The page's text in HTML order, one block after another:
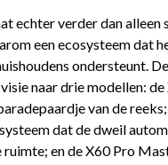
echter verder dan alleen
een ecosysteem dat
ondersteunt. De
naar drie modellen:
van de
dat de dweil
ruimte; en de X60 Pro